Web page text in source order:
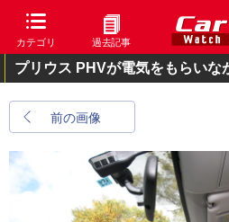
カテゴリ 過去記事
プリウス PHVが電気をもらいな
前の画像